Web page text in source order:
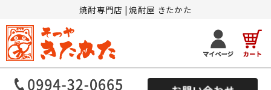
焼酎専門店 | 焼酎屋 きたかた